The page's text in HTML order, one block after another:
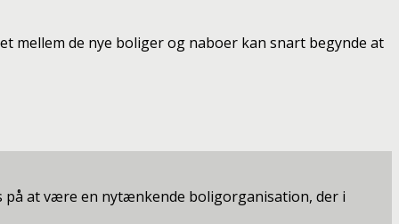
mellem de nye boliger og naboer kan snart begynde at
på at være en nytænkende boligorganisation, der i